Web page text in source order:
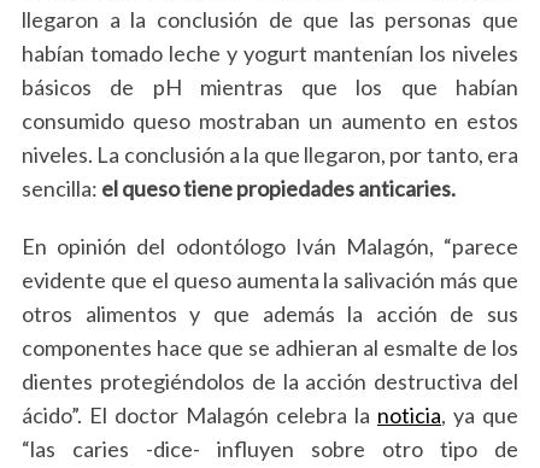
llegaron a la conclusión de que las personas que
habían tomado leche y yogurt mantenían los niveles
básicos de pH mientras que los que habían
consumido queso mostraban un aumento en estos
niveles. La conclusión a la que llegaron, por tanto, era
sencilla: el queso tiene propiedades anticaries.
En opinión del odontólogo Iván Malagón, “parece
evidente que el queso aumenta la salivación más que
otros alimentos y que además la acción de sus
componentes hace que se adhieran al esmalte de los
dientes protegiéndolos de la acción destructiva del
ácido”. El doctor Malagón celebra la noticia, ya que
“las caries -dice- influyen sobre otro tipo de